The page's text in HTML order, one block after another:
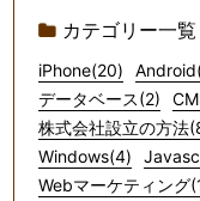
カテゴリー一覧
iPhone(20)
データベース(2)
株式会社設立の方法
Windows(4)
Webマーケティング